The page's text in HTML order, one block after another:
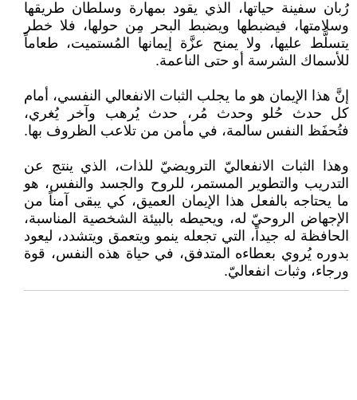
رُبان سفينة حياتها، الذي يقود بمهارة وسلطان طريقها
وسلامتها، فيضبطها ويضبط البحر مِن حولها، فلا خطر
يتسلَّط عليها، ولا يمنح عزَّة إيمانها المُستميت، طعاماً
للأسماك الشرسة أو حتى الناعمة.
إنَّ هذا الإيمان هو ما يجلب الثبات الانفعالي النفسي، أمام
كل حدث حُلو وحدث مُر، حدث يُرهب وآخر يُغري،
فتُحفَظ النفس سالمة، في مأمن من تلاعب الظروف بها.
وهذا الثبات الانفعاليّ الترويضيّ للذات، الذي ينتج عن
التدريب والتطوير المستمر، للروح والجسد والنفس، هو
ما يحتاجه بالفعل هذا الإيمان العميق، كي يبقى آمناً من
الإجهاض الروحيّ له، ويحيطه بالبيئة الشخصية المناسبة،
الحافظة له جيداً، التي تجعله ينمو ويتعمق ويتشدد، ليعود
بدوره يُروي بعطاءه المتدفق، في حياة هذه النفس، قوة
ورجاء، وثبات انفعاليّ.